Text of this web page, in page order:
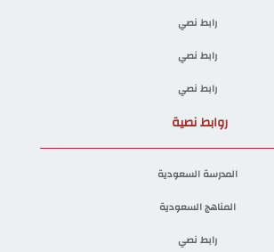
رابط نصي
رابط نصي
رابط نصي
روابط نصية
المدرسة السعودية
المناهج السعودية
رابط نصي